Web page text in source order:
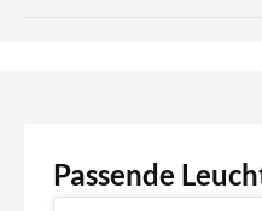
Passende